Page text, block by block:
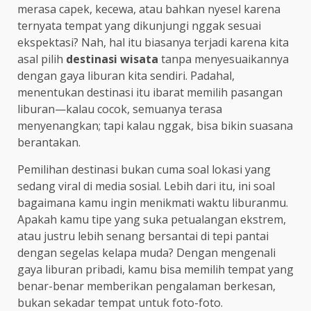
merasa capek, kecewa, atau bahkan nyesel karena
ternyata tempat yang dikunjungi nggak sesuai
ekspektasi? Nah, hal itu biasanya terjadi karena kita
asal pilih destinasi wisata tanpa menyesuaikannya
dengan gaya liburan kita sendiri. Padahal,
menentukan destinasi itu ibarat memilih pasangan
liburan—kalau cocok, semuanya terasa
menyenangkan; tapi kalau nggak, bisa bikin suasana
berantakan.
Pemilihan destinasi bukan cuma soal lokasi yang
sedang viral di media sosial. Lebih dari itu, ini soal
bagaimana kamu ingin menikmati waktu liburanmu.
Apakah kamu tipe yang suka petualangan ekstrem,
atau justru lebih senang bersantai di tepi pantai
dengan segelas kelapa muda? Dengan mengenali
gaya liburan pribadi, kamu bisa memilih tempat yang
benar-benar memberikan pengalaman berkesan,
bukan sekadar tempat untuk foto-foto.